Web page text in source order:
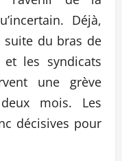
Déjà,
du bras de
les syndicats
une grève
mois. Les
décisives pour